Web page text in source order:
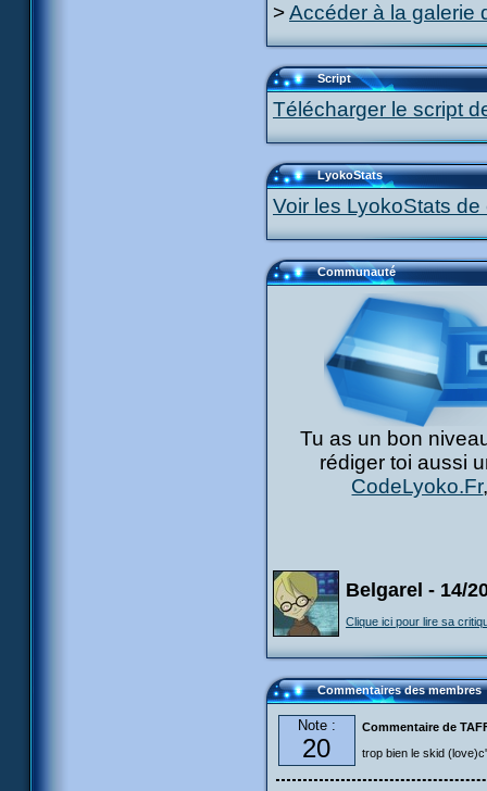
>Accéder à la galerie
Script
Télécharger le script
LyokoStats
Voir les LyokoStats
Communauté
Tu as un bon
rédiger toi aussi
CodeLyoko.Fr
Belgarel - 14/
Clique ici pour lire sa
Commentaires des membres
Note :
20
Commentaire de
trop bien le skid